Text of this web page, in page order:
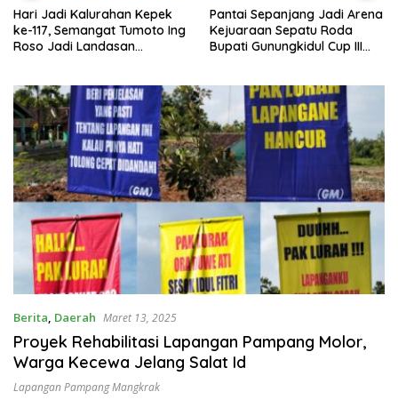
Hari Jadi Kalurahan Kepek
ke-117, Semangat Tumoto Ing
Roso Jadi Landasan
Pantai Sepanjang Jadi Arena
Kejuaraan Sepatu Roda
Bupati Gunungkidul Cup III
Tourism
Berita, Daerah Maret 13, 2025
Proyek Rehabilitasi Lapangan Pampang Molor,
Warga Kecewa Jelang Salat Id
Lapangan Pampang Mangkrak